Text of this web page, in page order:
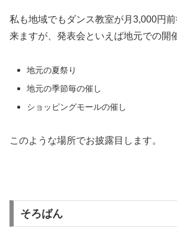
私も地域でもダンス教室が月3,000円
来ますが、発表会といえば地元での開
地元の夏祭り
地元の季節毎の催し
ショッピングモールの催し
このような場所でお披露目します。
そろばん